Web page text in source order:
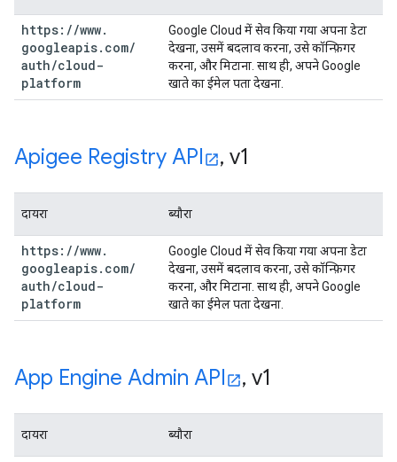
https: //www.
googleapis. com/
auth/cloud-
platform
Google Cloud में सेव किया गया अपना डेटा
देखना, उसमें बदलाव करना, उसे कॉन्फ़िगर
करना, और मिटाना. साथ ही, अपने Google
खाते का ईमेल पता देखना.
Apigee Registry API , v1
दायरा ब्यौरा
https: //www.
googleapis. com/
auth/cloud-
platform
Google Cloud में सेव किया गया अपना डेटा
देखना, उसमें बदलाव करना, उसे कॉन्फ़िगर
करना, और मिटाना. साथ ही, अपने Google
खाते का ईमेल पता देखना.
App Engine Admin API , v1
दायरा ब्यौरा